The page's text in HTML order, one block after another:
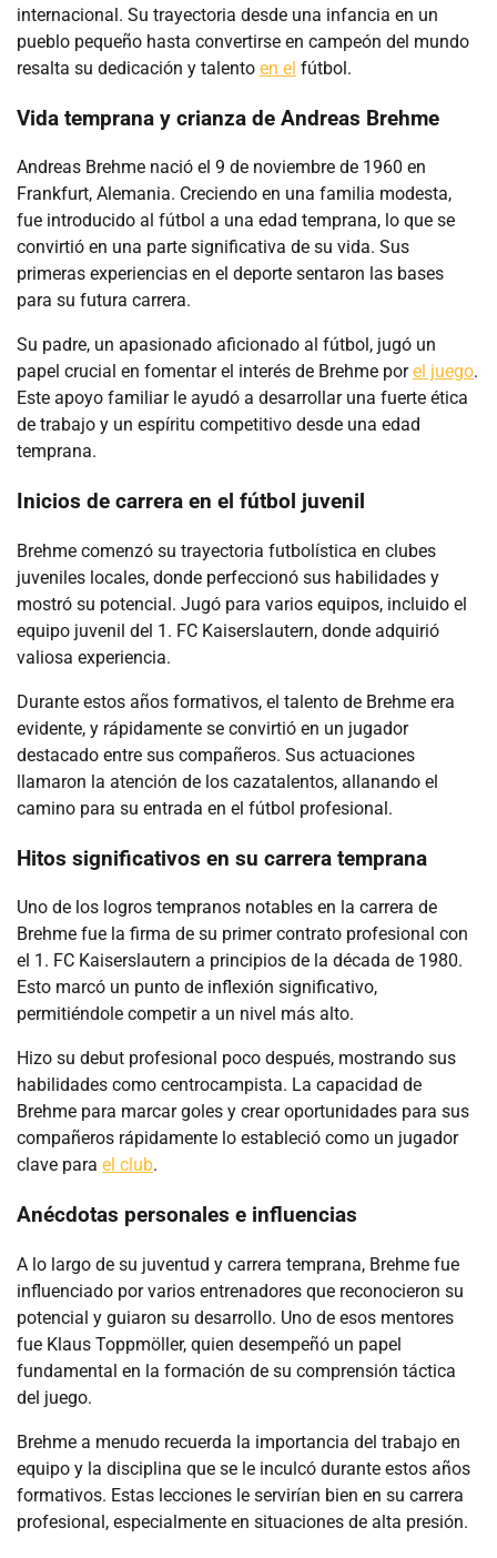
internacional. Su trayectoria desde una infancia en un
pueblo pequeño hasta convertirse en campeón del mundo
resalta su dedicación y talento en el fútbol.
Vida temprana y crianza de Andreas Brehme
Andreas Brehme nació el 9 de noviembre de 1960 en
Frankfurt, Alemania. Creciendo en una familia modesta,
fue introducido al fútbol a una edad temprana, lo que se
convirtió en una parte significativa de su vida. Sus
primeras experiencias en el deporte sentaron las bases
para su futura carrera.
Su padre, un apasionado aficionado al fútbol, jugó un
papel crucial en fomentar el interés de Brehme porel juego.
Este apoyo familiar le ayudó a desarrollar una fuerte ética
de trabajo y un espíritu competitivo desde una edad
temprana.
Inicios de carrera en el fútbol juvenil
Brehme comenzó su trayectoria futbolística en clubes
juveniles locales, donde perfeccionó sus habilidades y
mostró su potencial. Jugó para varios equipos, incluido el
equipo juvenil del 1. FC Kaiserslautern, donde adquirió
valiosa experiencia.
Durante estos años formativos, el talento de Brehme era
evidente, y rápidamente se convirtió en un jugador
destacado entre sus compañeros. Sus actuaciones
llamaron la atención de los cazatalentos, allanando el
camino para su entrada en el fútbol profesional.
Hitos significativos en su carrera temprana
Uno de los logros tempranos notables en la carrera de
Brehme fue la firma de su primer contrato profesional con
el 1. FC Kaiserslautern a principios de la década de 1980.
Esto marcó un punto de inflexión significativo,
permitiéndole competir a un nivel más alto.
Hizo su debut profesional poco después, mostrando sus
habilidades como centrocampista. La capacidad de
Brehme para marcar goles y crear oportunidades para sus
compañeros rápidamente lo estableció como un jugador
clave para el club.
Anécdotas personales e influencias
A lo largo de su juventud y carrera temprana, Brehme fue
influenciado por varios entrenadores que reconocieron su
potencial y guiaron su desarrollo. Uno de esos mentores
fue Klaus Toppmöller, quien desempeñó un papel
fundamental en la formación de su comprensión táctica
del juego.
Brehme a menudo recuerda la importancia del trabajo en
equipo y la disciplina que se le inculcó durante estos años
formativos. Estas lecciones le servirían bien en su carrera
profesional, especialmente en situaciones de alta presión.